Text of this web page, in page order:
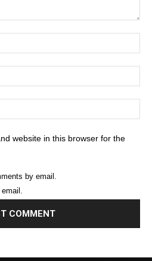
website in this browser for the
by email.